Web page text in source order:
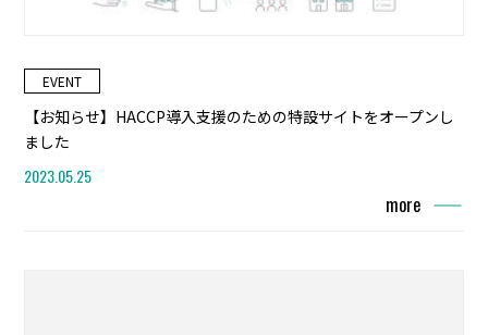
EVENT
【お知らせ】HACCP導入支援のための特設サイトをオープンし
ました
2023.05.25
more